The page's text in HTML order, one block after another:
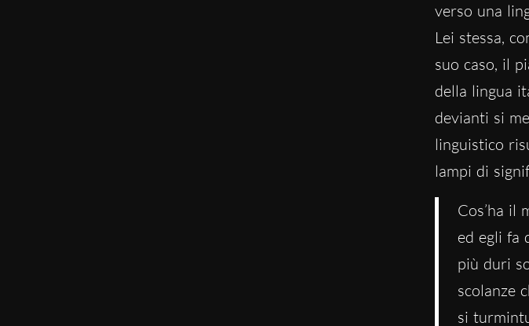
verso una
Lei stessa,
suo caso, il
della lingua
devianti si
linguistico
lampi di
Cos’ha il
ed egli fa
più duri
scolanze
si